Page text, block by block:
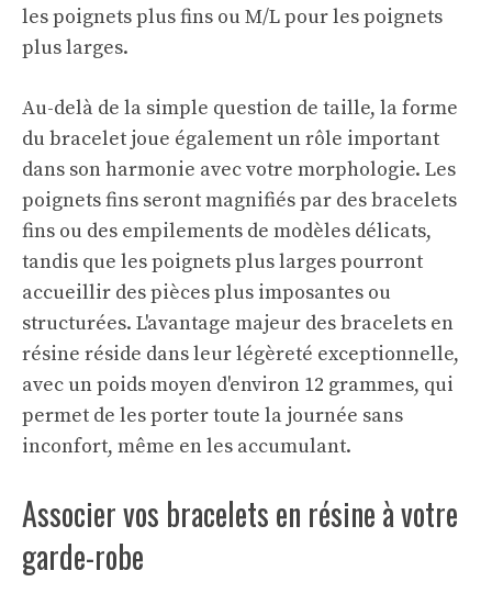
les poignets plus fins ou M/L pour les poignets
plus larges.
Au-delà de la simple question de taille, la forme
du bracelet joue également un rôle important
dans son harmonie avec votre morphologie. Les
poignets fins seront magnifiés par des bracelets
fins ou des empilements de modèles délicats,
tandis que les poignets plus larges pourront
accueillir des pièces plus imposantes ou
structurées. L'avantage majeur des bracelets en
résine réside dans leur légèreté exceptionnelle,
avec un poids moyen d'environ 12 grammes, qui
permet de les porter toute la journée sans
inconfort, même en les accumulant.
Associer vos bracelets en résine à votre
garde-robe